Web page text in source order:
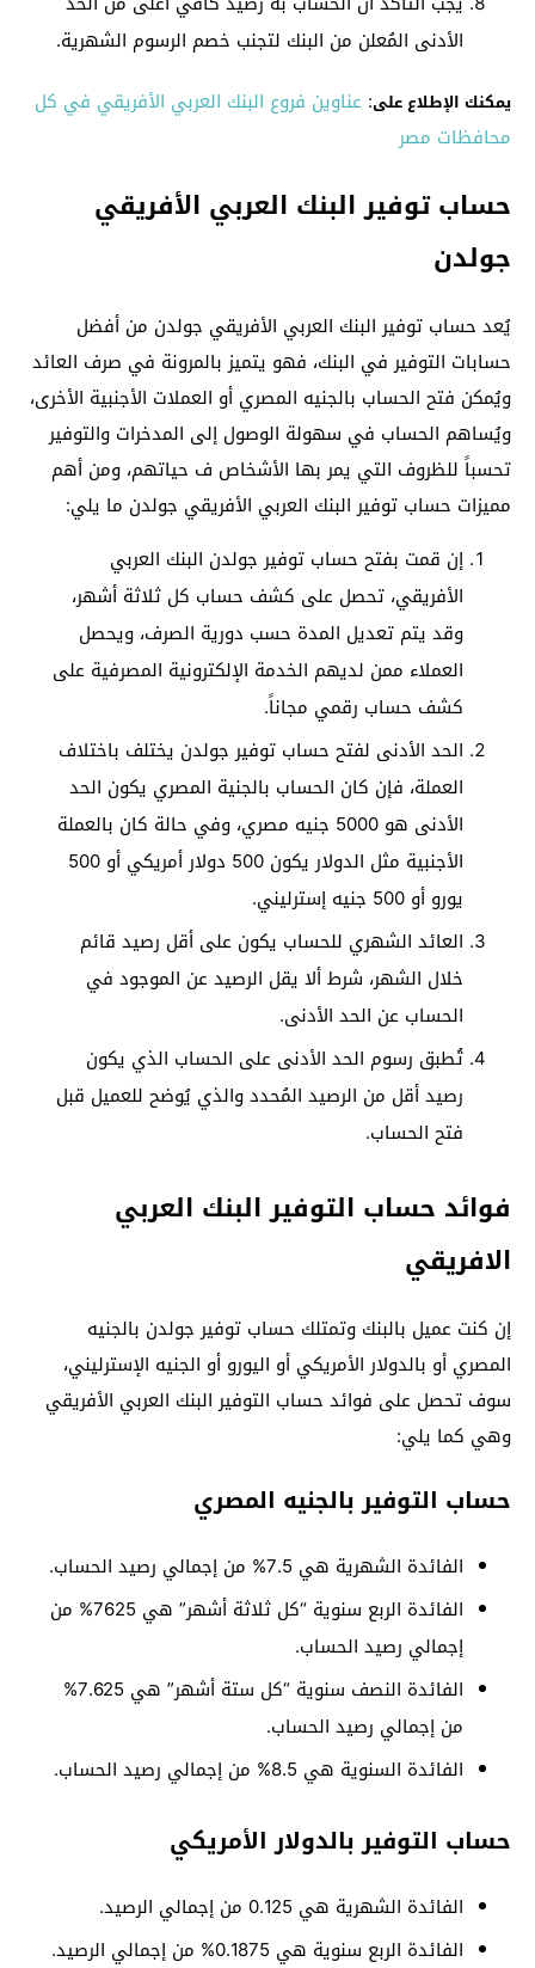
الأدنى المُعلن من البنك لتجنب خصم الرسوم الشهرية.
يمكنك الإطلاع على: عناوين فروع البنك العربي الأفريقي في كل
محافظات مصر
حساب توفير البنك العربي الأفريقي
جولدن
يُعد حساب توفير البنك العربي الأفريقي جولدن من أفضل
حسابات التوفير في البنك، فهو يتميز بالمرونة في صرف العائد
ويُمكن فتح الحساب بالجنيه المصري أو العملات الأجنبية الأخرى،
ويُساهم الحساب في سهولة الوصول إلى المدخرات والتوفير
تحسباً للظروف التي يمر بها الأشخاص ف حياتهم، ومن أهم
مميزات حساب توفير البنك العربي الأفريقي جولدن ما يلي:
إن قمت بفتح حساب توفير جولدن البنك العربي
الأفريقي، تحصل على كشف حساب كل ثلاثة أشهر،
وقد يتم تعديل المدة حسب دورية الصرف، ويحصل
العملاء ممن لديهم الخدمة الإلكترونية المصرفية على
كشف حساب رقمي مجاناً.
الحد الأدنى لفتح حساب توفير جولدن يختلف باختلاف
العملة، فإن كان الحساب بالجنية المصري يكون الحد
الأدنى هو 5000 جنيه مصري، وفي حالة كان بالعملة
الأجنبية مثل الدولار يكون 500 دولار أمريكي أو 500
يورو أو 500 جنيه إسترليني.
العائد الشهري للحساب يكون على أقل رصيد قائم
خلال الشهر، شرط ألا يقل الرصيد عن الموجود في
الحساب عن الحد الأدنى.
تُطبق رسوم الحد الأدنى على الحساب الذي يكون
رصيد أقل من الرصيد المُحدد والذي يُوضح للعميل قبل
فتح الحساب.
فوائد حساب التوفير البنك العربي
الافريقي
إن كنت عميل بالبنك وتمتلك حساب توفير جولدن بالجنيه
المصري أو بالدولار الأمريكي أو اليورو أو الجنيه الإسترليني،
سوف تحصل على فوائد حساب التوفير البنك العربي الأفريقي
وهي كما يلي:
حساب التوفير بالجنيه المصري
الفائدة الشهرية هي 7.5% من إجمالي رصيد الحساب.
الفائدة الربع سنوية “كل ثلاثة أشهر” هي 7625% من
إجمالي رصيد الحساب.
الفائدة النصف سنوية “كل ستة أشهر” هي 7.625%
من إجمالي رصيد الحساب.
الفائدة السنوية هي 8.5% من إجمالي رصيد الحساب.
حساب التوفير بالدولار الأمريكي
الفائدة الشهرية هي 0.125 من إجمالي الرصيد.
الفائدة الربع سنوية هي 0.1875% من إجمالي الرصيد.